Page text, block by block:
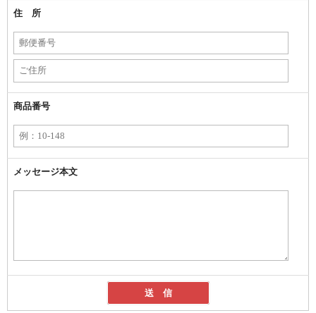
住 所
商品番号
メッセージ本文